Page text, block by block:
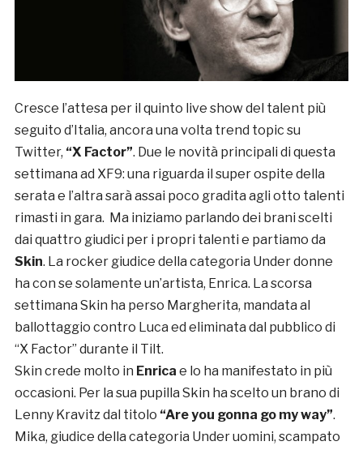
Cresce l’attesa per il quinto live show del talent più
seguito d’Italia, ancora una volta trend topic su
Twitter, “X Factor”. Due le novità principali di questa
settimana ad XF9: una riguarda il super ospite della
serata e l’altra sarà assai poco gradita agli otto talenti
rimasti in gara. Ma iniziamo parlando dei brani scelti
dai quattro giudici per i propri talenti e partiamo da
Skin. La rocker giudice della categoria Under donne
ha con se solamente un’artista, Enrica. La scorsa
settimana Skin ha perso Margherita, mandata al
ballottaggio contro Luca ed eliminata dal pubblico di
“X Factor” durante il Tilt.
Skin crede molto in Enrica e lo ha manifestato in più
occasioni. Per la sua pupilla Skin ha scelto un brano di
Lenny Kravitz dal titolo “Are you gonna go my way”.
Mika, giudice della categoria Under uomini, scampato